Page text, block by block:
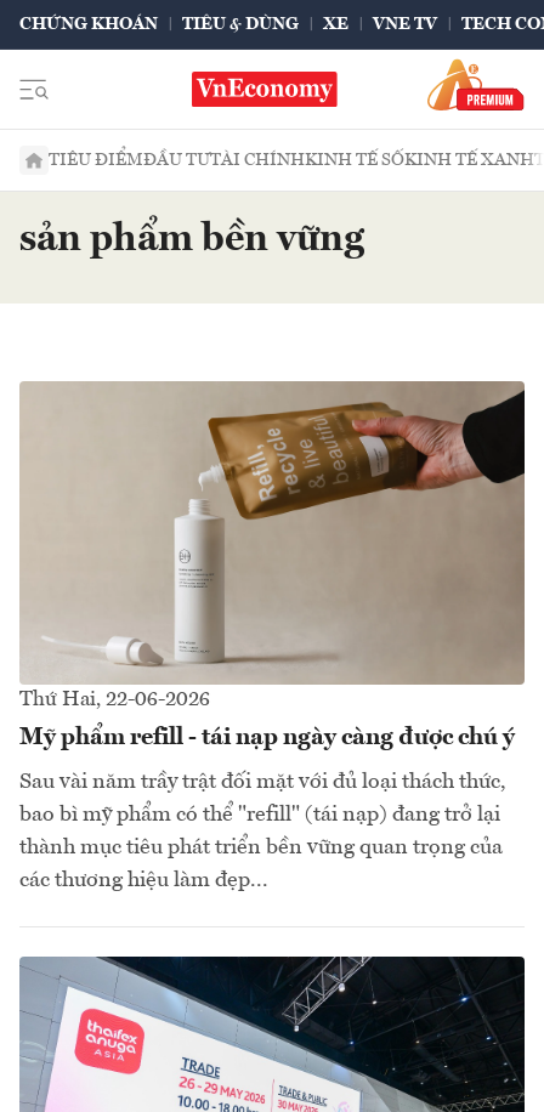
CHỨNG KHOÁN TIÊU & DÙNG XE VNE TV TECH
TIÊU ĐIỂMĐẦU TƯTÀI CHÍNHKINH TẾ SỐKINH TẾ XANH
sản phẩm bền vững
Thứ Hai, 22-06-2026
Mỹ phẩm refill - tái nạp ngày càng được chú ý
Sau vài năm trầy trật đối mặt với đủ loại thách thức,
bao bì mỹ phẩm có thể "refill" (tái nạp) đang trở lại
thành mục tiêu phát triển bền vững quan trọng của
các thương hiệu làm đẹp...